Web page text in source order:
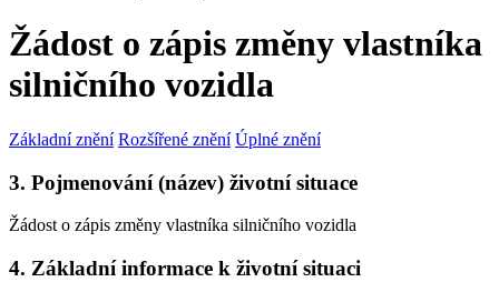
Žádost o zápis změny vlastníka
silničního vozidla
Základní znění Rozšířené znění Úplné znění
3. Pojmenování (název) životní situace
Žádost o zápis změny vlastníka silničního vozidla
4. Základní informace k životní situaci